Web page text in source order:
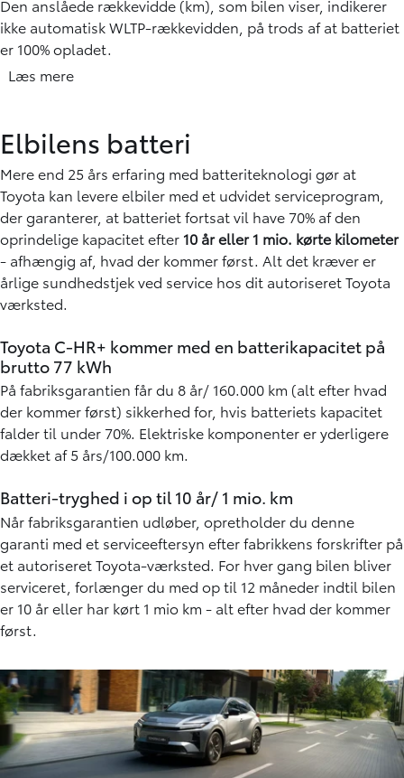
Rækkevidde i bilens Infotainment display
Den anslåede rækkevidde (km), som bilen viser, indikerer
ikke automatisk WLTP-rækkevidden, på trods af at batteriet
er 100% opladet.
Den rækkevidde, der vises i instrumentbrættet, beregnes
efter en algoritme, der tager højde for data, samt forbrug
fra din tidligere kørsel. Dette forbrug kan være højt
afhængigt af de faktorer, der påvirker din rækkevidde:
Hastighed, kørselsmønster, vejr, varme og køling
udetemperatur og belastning i form af passagerer samt
bagage i bilen mm.
Læs mere
Elbilens batteri
Toyota kan levere elbiler med et udvidet serviceprogram,
der garanterer, at batteriet fortsat vil have 70% af den
oprindelige kapacitet efter10 år eller 1 mio. kørte kilometer
- afhængig af, hvad der kommer først. Alt det kræver er
årlige sundhedstjek ved service hos dit autoriseret Toyota
værksted.
Toyota C-HR+ kommer med en batterikapacitet på
brutto 77 kWh
På fabriksgarantien får du 8 år/ 160.000 km (alt efter hvad
der kommer først) sikkerhed for, hvis batteriets kapacitet
falder til under 70%. Elektriske komponenter er yderligere
dækket af 5 års/100.000 km.
Når fabriksgarantien udløber, opretholder du denne
garanti med et serviceeftersyn efter fabrikkens forskrifter på
et autoriseret Toyota-værksted. For hver gang bilen bliver
serviceret, forlænger du med op til 12 måneder indtil bilen
er 10 år eller har kørt 1 mio km - alt efter hvad der kommer